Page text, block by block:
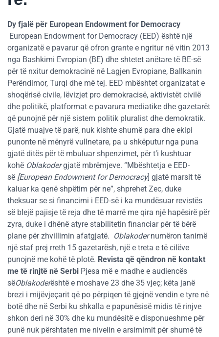
Dy fjalë për European Endowment for Democracy
European Endowment for Democracy (EED) është një
organizatë e pavarur që ofron grante e ngritur në vitin 2013
nga Bashkimi Evropian (BE) dhe shtetet anëtare të BE-së
për të nxitur demokracinë në Lagjen Evropiane, Ballkanin
Perëndimor, Turqi dhe më tej. EED mbështet organizatat e
shoqërisë civile, lëvizjet pro demokracisë, aktivistët civilë
dhe politikë, platformat e pavarura mediatike dhe gazetarët
që punojnë për një sistem politik pluralist dhe demokratik.
Gjatë muajve të parë, nuk kishte shumë para dhe ekipi
punonte në mënyrë vullnetare, pa u shkëputur nga puna
gjatë ditës për të mbuluar shpenzimet, për t’i kushtuar
kohë Oblakodergjatë mbrëmjeve. “Mbështetja e EED-
së [European Endowment for Democracy] gjatë marsit të
kaluar ka qenë shpëtim për ne”, shprehet Zec, duke
theksuar se si financimi i EED-së i ka mundësuar revistës
së blejë pajisje të reja dhe të marrë me qira një hapësirë për
zyra, duke i dhënë atyre stabilitetin financiar për të bërë
plane për zhvillimin afatgjatë. Oblakodernumëron tanimë
një staf prej rreth 15 gazetarësh, një e treta e të cilëve
punojnë me kohë të plotë. Revista që qëndron në kontakt
me të rinjtë në Serbi Pjesa më e madhe e audiencës
sëOblakoderështë e moshave 23 dhe 35 vjeç; këta janë
brezi i mijëvjeçarit që po përpiqen të gjejnë vendin e tyre në
botë dhe në Serbi ku shkalla e papunësisë midis të rinjve
shkon deri në 30% dhe ku mundësitë e disponueshme për
punë nuk përshtaten me nivelin e arsimimit për shumë të